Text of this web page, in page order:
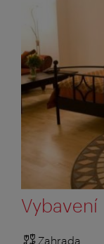
Vybavení
Zahrada